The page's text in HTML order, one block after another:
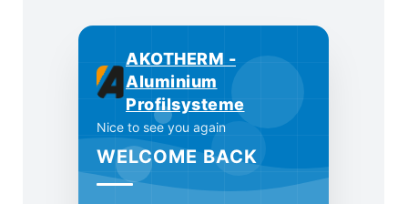
AKOTHERM -
Aluminium
Profilsysteme
Nice to see you again
WELCOME BACK